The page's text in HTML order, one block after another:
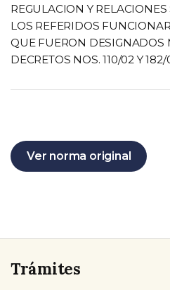
REGULACION Y
LOS REFERIDOS
QUE FUERON DESIGNADOS
DECRETOS NOS. 110/02 Y 182/
Ver norma original
Trámites